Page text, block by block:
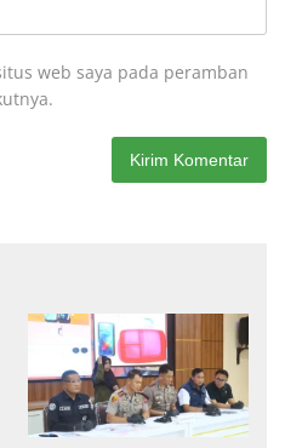
web saya pada peramban